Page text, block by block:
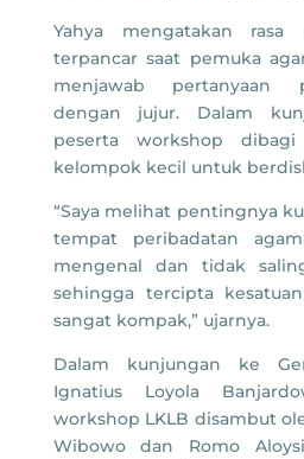
Yahya mengatakan rasa
terpancar saat pemuka
menjawab pertanyaan
dengan jujur. Dalam
peserta workshop
kelompok kecil untuk
“Saya melihat pentingnya
tempat peribadatan
mengenal dan tidak
sehingga tercipta
sangat kompak,” ujarnya.
Dalam kunjungan ke
Ignatius Loyola
workshop LKLB disambut
Wibowo dan Romo